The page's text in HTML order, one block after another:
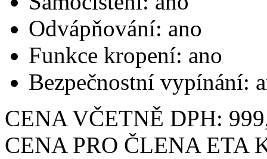
Odvápňování: ano
Funkce kropení: ano
Bezpečnostní vypínání:
CENA VČETNĚ DPH:
CENA PRO ČLENA ETA